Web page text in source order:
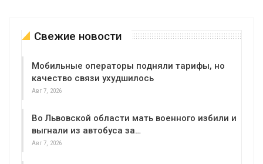
Свежие новости
Мобильные операторы подняли тарифы, но
качество связи ухудшилось
Авг 7, 2026
Во Львовской области мать военного избили и
выгнали из автобуса за…
Авг 7, 2026